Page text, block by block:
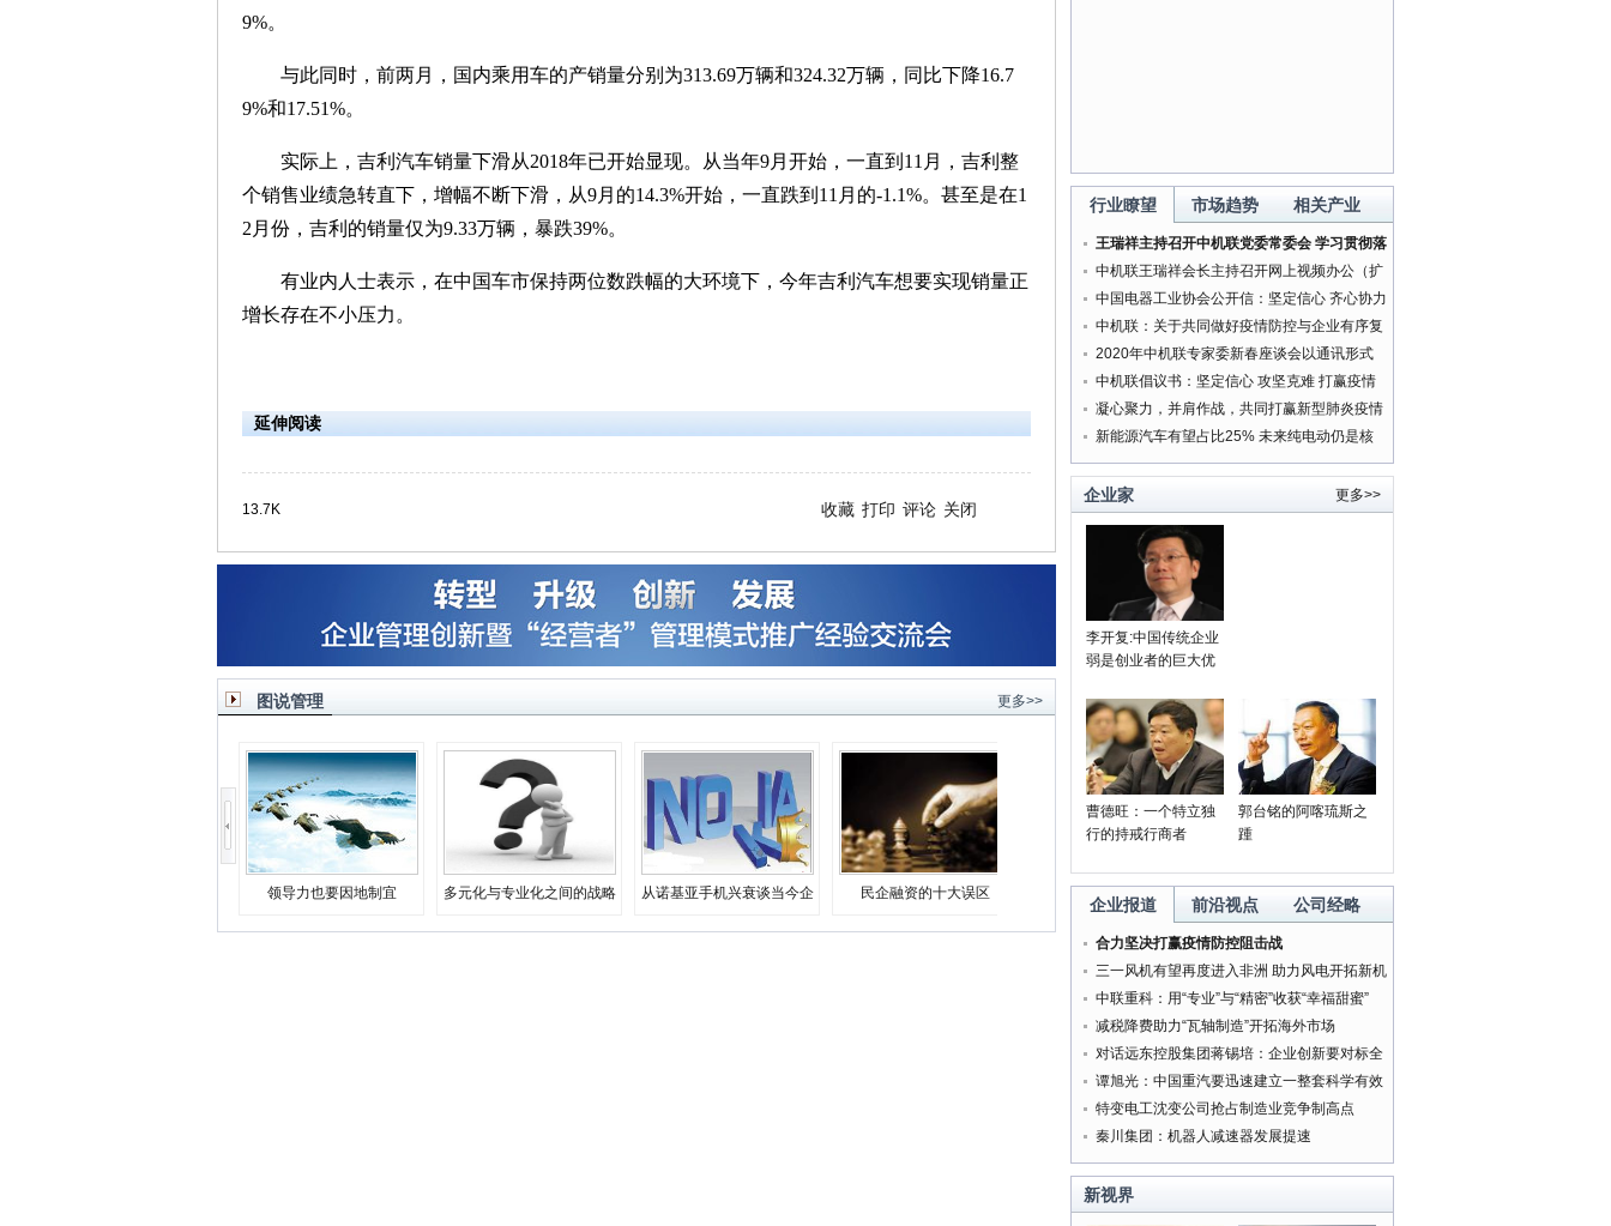
9%。
与此同时，前两月，国内乘用车的产销量分别为313.69万辆和324.32万辆，同比下降16.7
9%和17.51%。
实际上，吉利汽车销量下滑从2018年已开始显现。从当年9月开始，一直到11月，吉利整
个销售业绩急转直下，增幅不断下滑，从9月的14.3%开始，一直跌到11月的-1.1%。甚至是在1
2月份，吉利的销量仅为9.33万辆，暴跌39%。
有业内人士表示，在中国车市保持两位数跌幅的大环境下，今年吉利汽车想要实现销量正
增长存在不小压力。
延伸阅读
13.7K 收藏 打印 评论 关闭
图说管理 更多>>
领导力也要因地制宜
多元化与专业化之间的战略
从诺基亚手机兴衰谈当今企
民企融资的十大误区 领导者的强制权力 老板身边为何“庸才”多？
行业瞭望 市场趋势 相关产业
王瑞祥主持召开中机联党委常委会 学习贯彻落
实中央精神研究部署有关工作
中机联王瑞祥会长主持召开网上视频办公（扩
大）会
中国电器工业协会公开信：坚定信心 齐心协力
打赢新型肺炎疫情防控阻击战
中机联：关于共同做好疫情防控与企业有序复
工复产服务工作的通知
2020年中机联专家委新春座谈会以通讯形式
按时召开
中机联倡议书：坚定信心 攻坚克难 打赢疫情
防控人民战争
凝心聚力，并肩作战，共同打赢新型肺炎疫情
防控阻击战
新能源汽车有望占比25% 未来纯电动仍是核
心方向
企业家 更多>>
李开复:中国传统企业
弱是创业者的巨大优
曹德旺：一个特立独
行的持戒行商者
郭台铭的阿喀琉斯之
踵
企业报道 前沿视点 公司经略
合力坚决打赢疫情防控阻击战
三一风机有望再度进入非洲 助力风电开拓新机
遇
中联重科：用“专业”与“精密”收获“幸福甜蜜”
减税降费助力“瓦轴制造”开拓海外市场
对话远东控股集团蒋锡培：企业创新要对标全
球最好的企业
谭旭光：中国重汽要迅速建立一整套科学有效
的管理体系
特变电工沈变公司抢占制造业竞争制高点
秦川集团：机器人减速器发展提速
新视界